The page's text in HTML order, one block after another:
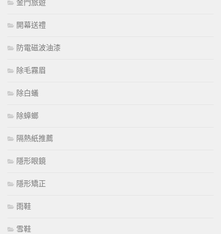
金門旅遊
開幕送禮
防電磁波油漆
除毛霧眉
除白蟻
除蟑螂
隔熱紙推薦
隱形眼鏡
隱形矯正
雨鞋
雪鞋